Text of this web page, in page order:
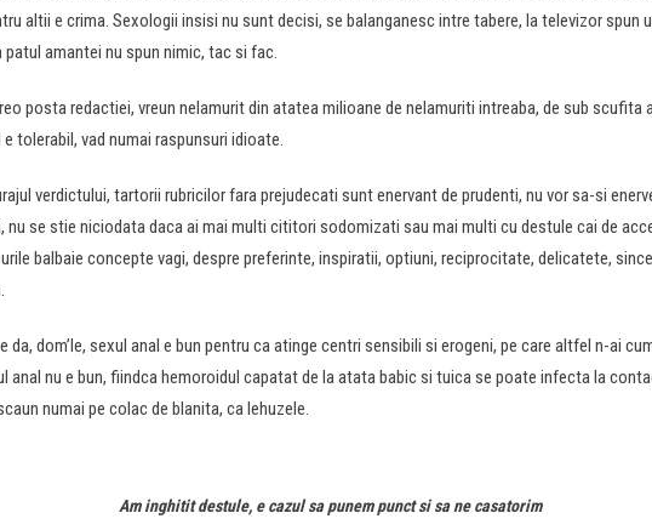
altii e crima. Sexologii insisi nu sunt decisi, se balanganesc intre tabere, la televizor spun
patul amantei nu spun nimic, tac si fac.
posta redactiei, vreun nelamurit din atatea milioane de nelamuriti intreaba, de sub scufita
tolerabil, vad numai raspunsuri idioate.
verdictului, tartorii rubricilor fara prejudecati sunt enervant de prudenti, nu vor sa-si
nu se stie niciodata daca ai mai multi cititori sodomizati sau mai multi cu destule cai de
balbaie concepte vagi, despre preferinte, inspiratii, optiuni, reciprocitate, delicatete,
da, dom’le, sexul anal e bun pentru ca atinge centri sensibili si erogeni, pe care altfel n-ai
anal nu e bun, fiindca hemoroidul capatat de la atata babic si tuica se poate infecta la
numai pe colac de blanita, ca lehuzele.
Am inghitit destule, e cazul sa punem punct si sa ne casatorim